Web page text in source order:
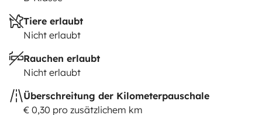
Tiere erlaubt
Nicht erlaubt
Rauchen erlaubt
Nicht erlaubt
Überschreitung der Kilometerpauschale
€ 0,30 pro zusätzlichem km